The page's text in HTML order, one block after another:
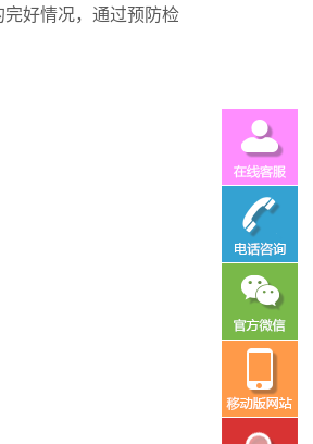
好情况，通过预防检